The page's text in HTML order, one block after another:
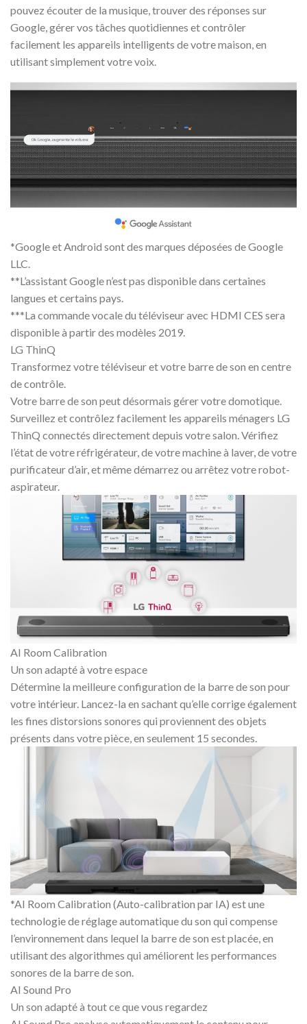
pouvez écouter de la musique, trouver des réponses sur
Google, gérer vos tâches quotidiennes et contrôler
facilement les appareils intelligents de votre maison, en
utilisant simplement votre voix.
*Google et Android sont des marques déposées de Google
LLC.
**L’assistant Google n’est pas disponible dans certaines
langues et certains pays.
***La commande vocale du téléviseur avec HDMI CES sera
disponible à partir des modèles 2019.
LG ThinQ
Transformez votre téléviseur et votre barre de son en centre
de contrôle.
Votre barre de son peut désormais gérer votre domotique.
Surveillez et contrôlez facilement les appareils ménagers LG
ThinQ connectés directement depuis votre salon. Vérifiez
l’état de votre réfrigérateur, de votre machine à laver, de votre
purificateur d’air, et même démarrez ou arrêtez votre robot-
aspirateur.
AI Room Calibration
Un son adapté à votre espace
Détermine la meilleure configuration de la barre de son pour
votre intérieur. Lancez-la en sachant qu’elle corrige également
les fines distorsions sonores qui proviennent des objets
présents dans votre pièce, en seulement 15 secondes.
*AI Room Calibration (Auto-calibration par IA) est une
technologie de réglage automatique du son qui compense
l’environnement dans lequel la barre de son est placée, en
utilisant des algorithmes qui améliorent les performances
sonores de la barre de son.
AI Sound Pro
Un son adapté à tout ce que vous regardez